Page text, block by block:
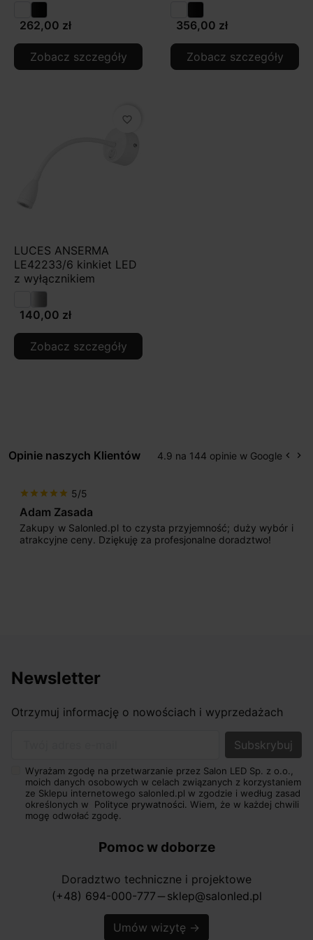
262,00 zł
Zobacz szczegóły
356,00 zł
Zobacz szczegóły
favorite_border
LUCES ANSERMA
LE42233/6 kinkiet LED
z wyłącznikiem
140,00 zł
Zobacz szczegóły
Opinie naszych Klientów 4.9 na 144 opinie w Google keyboard_arrow_left keyboard_arrow_right
star star star star star 5/5
Adam Zasada
Zakupy w Salonled.pl to czysta przyjemność; duży wybór i
atrakcyjne ceny. Dziękuję za profesjonalne doradztwo!
Newsletter
Otrzymuj informację o nowościach i wyprzedażach
Wyrażam zgodę na przetwarzanie przez Salon LED Sp. z o.o.,
moich danych osobowych w celach związanych z korzystaniem
ze Sklepu internetowego salonled.pl w zgodzie i według zasad
określonych w Polityce prywatności. Wiem, że w każdej chwili
mogę odwołać zgodę.
Pomoc w doborze
Doradztwo techniczne i projektowe
(+48) 694-000-777 horizontal_rule sklep@salonled.pl
Umów wizytę →